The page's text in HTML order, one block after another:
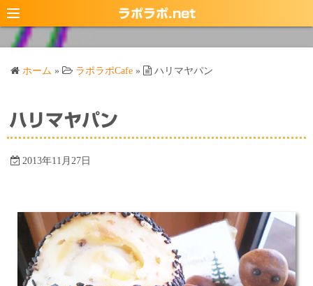
コ
ン
キ
ラポラポ.net
ホーム » ラポラポCafe » ハリマヤパン
ハリマヤパン
2013年11月27日